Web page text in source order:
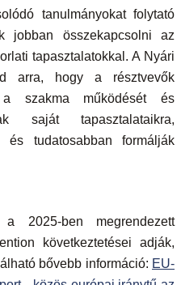
tanulmányokat folytató
jobban összekapcsolni az
tapasztalatokkal. A Nyári
arra, hogy a résztvevők
a szakma működését és
saját tapasztalataikra,
és tudatosabban formálják
2025-ben megrendezett
következtetései adják,
bővebb információ: EU-